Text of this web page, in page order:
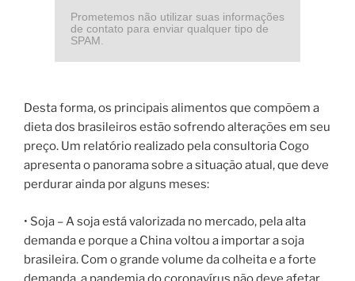
Prometemos não utilizar suas informações
de contato para enviar qualquer tipo de
SPAM.
Desta forma, os principais alimentos que compõem a
dieta dos brasileiros estão sofrendo alterações em seu
preço. Um relatório realizado pela consultoria Cogo
apresenta o panorama sobre a situação atual, que deve
perdurar ainda por alguns meses:
• Soja – A soja está valorizada no mercado, pela alta
demanda e porque a China voltou a importar a soja
brasileira. Com o grande volume da colheita e a forte